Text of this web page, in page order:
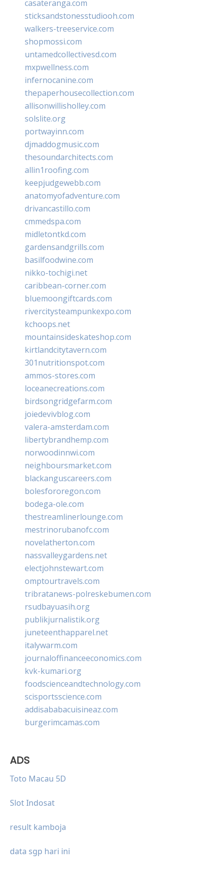
casateranga.com
sticksandstonesstudiooh.com
walkers-treeservice.com
shopmossi.com
untamedcollectivesd.com
mxpwellness.com
infernocanine.com
thepaperhousecollection.com
allisonwillisholley.com
solslite.org
portwayinn.com
djmaddogmusic.com
thesoundarchitects.com
allin1roofing.com
keepjudgewebb.com
anatomyofadventure.com
drivancastillo.com
cmmedspa.com
midletontkd.com
gardensandgrills.com
basilfoodwine.com
nikko-tochigi.net
caribbean-corner.com
bluemoongiftcards.com
rivercitysteampunkexpo.com
kchoops.net
mountainsideskateshop.com
kirtlandcitytavern.com
301nutritionspot.com
ammos-stores.com
loceanecreations.com
birdsongridgefarm.com
joiedevivblog.com
valera-amsterdam.com
libertybrandhemp.com
norwoodinnwi.com
neighboursmarket.com
blackanguscareers.com
bolesfororegon.com
bodega-ole.com
thestreamlinerlounge.com
mestrinorubanofc.com
novelatherton.com
nassvalleygardens.net
electjohnstewart.com
omptourtravels.com
tribratanews-polreskebumen.com
rsudbayuasih.org
publikjurnalistik.org
juneteenthapparel.net
italywarm.com
journaloffinanceeconomics.com
kvk-kumari.org
foodscienceandtechnology.com
scisportsscience.com
addisababacuisineaz.com
burgerimcamas.com
ADS
Toto Macau 5D
Slot Indosat
result kamboja
data sgp hari ini